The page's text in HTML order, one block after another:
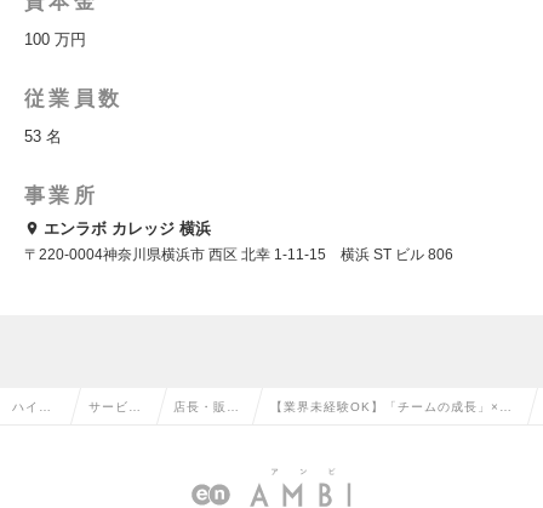
100 万円
従業員数
53 名
事業所
エンラボ カレッジ 横浜
〒220-0004神奈川県横浜市 西区 北幸 1-11-15 横浜 ST ビル 806
ハイク サービ 店長・販
理の転職
【業界未経験OK】「チームの成長」×
AMG募集！の求人情報